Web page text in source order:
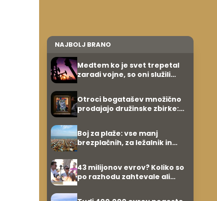
NAJBOLJ BRANO
Medtem ko je svet trepetal
zaradi vojne, so oni služili
Otroci bogatašev množično
prodajajo družinske zbirke:
Boj za plaže: vse manj
brezplačnih, za ležalnik in
43 milijonov evrov? Koliko so
po razhodu zahtevale ali